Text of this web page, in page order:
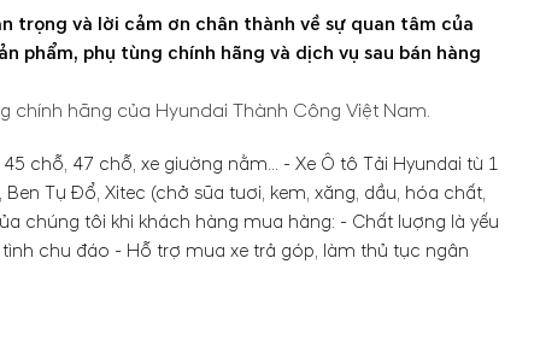
trọng và lời cảm ơn chân thành về sự quan tâm của
phẩm, phụ tùng chính hãng và dịch vụ sau bán hàng
hãng của Hyundai Thành Công Việt Nam.
chỗ, 47 chỗ, xe giường nằm... - Xe Ô tô Tải Hyundai từ 1
Tự Đổ, Xitec (chở sữa tươi, kem, xăng, dầu, hóa chất,
chúng tôi khi khách hàng mua hàng: - Chất lượng là yếu
chu đáo - Hỗ trợ mua xe trả góp, làm thủ tục ngân